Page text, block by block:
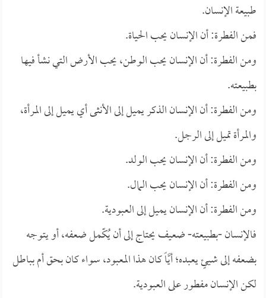
طبيعة الإنسان.
فمن الفطرة: أن الإنسان يحب الحياة.
ومن الفطرة: أن الإنسان يحب الوطن، يحب الأرض التي نشأ فيها
بطبيعته.
ومن الفطرة: أن الإنسان الذكر يميل إلى الأنثى أي يميل إلى المرأة،
والمرأة تميل إلى الرجل.
ومن الفطرة: أن الإنسان يحب الولد.
ومن الفطرة: أن الإنسان يحب المال.
ومن الفطرة: أن الإنسان يميل إلى العبودية.
فالإنسان -بطبيعته- ضعيف يحتاج إلى أن يُكّمل ضعفه، أو يتوجه
بضعفه إلى شيئٍ يعبده؛ أيَّاً كان هذا المعبود، سواء كان بحق أم بباطل
لكن الإنسان مفطور على العبودية.